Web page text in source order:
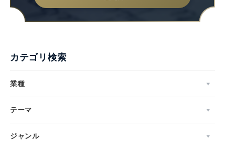
カテゴリ検索
業種
テーマ
ジャンル